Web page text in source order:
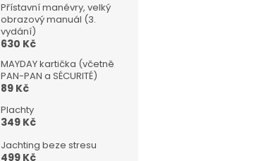
Přístavní manévry, velký
obrazový manuál (3.
vydání)
630 Kč
MAYDAY kartička (včetně
PAN-PAN a SÉCURITÉ)
89 Kč
Plachty
349 Kč
Jachting beze stresu
499 Kč